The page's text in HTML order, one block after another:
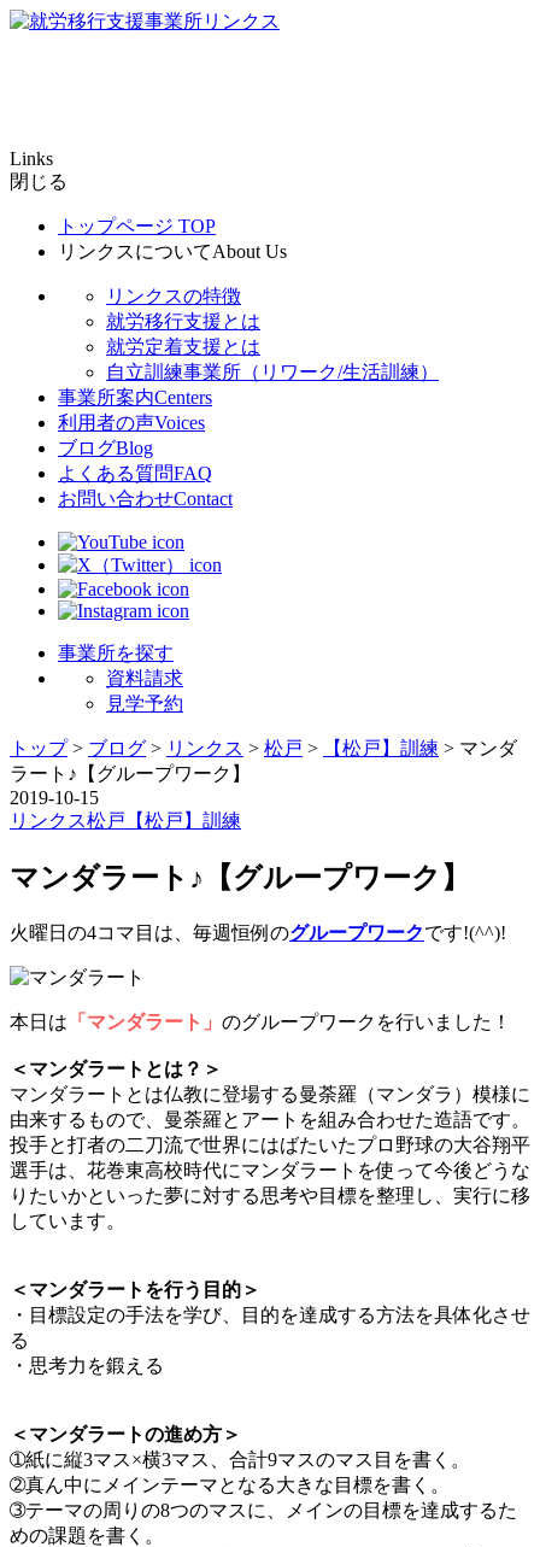
Links
閉じる
トップページ TOP
リンクスについてAbout Us
リンクスの特徴
就労移行支援とは
就労定着支援とは
自立訓練事業所（リワーク/生活訓練）
事業所案内Centers
利用者の声Voices
ブログBlog
よくある質問FAQ
お問い合わせContact
事業所を探す
資料請求
見学予約
トップ> ブログ > リンクス > 松戸 > 【松戸】訓練 > マンダ
ラート♪【グループワーク】
2019-10-15
リンクス松戸 【松戸】訓練
マンダラート♪【グループワーク】
火曜日の4コマ目は、毎週恒例のグループワークです!(^^)!
本日は 「マンダラート」 のグループワークを行いました！
＜マンダラートとは？＞
マンダラートとは仏教に登場する曼荼羅（マンダラ）模様に
由来するもので、曼荼羅とアートを組み合わせた造語です。
投手と打者の二刀流で世界にはばたいたプロ野球の大谷翔平
選手は、花巻東高校時代にマンダラートを使って今後どうな
りたいかといった夢に対する思考や目標を整理し、実行に移
しています。
＜マンダラートを行う目的＞
・目標設定の手法を学び、目的を達成する方法を具体化させ
る
・思考力を鍛える
＜マンダラートの進め方＞
➀紙に縦3マス×横3マス、合計9マスのマス目を書く。
➁真ん中にメインテーマとなる大きな目標を書く。
➂テーマの周りの8つのマスに、メインの目標を達成するた
めの課題を書く。